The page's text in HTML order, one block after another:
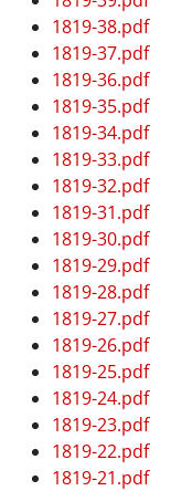
1819-38.pdf
1819-37.pdf
1819-36.pdf
1819-35.pdf
1819-34.pdf
1819-33.pdf
1819-32.pdf
1819-31.pdf
1819-30.pdf
1819-29.pdf
1819-28.pdf
1819-27.pdf
1819-26.pdf
1819-25.pdf
1819-24.pdf
1819-23.pdf
1819-22.pdf
1819-21.pdf